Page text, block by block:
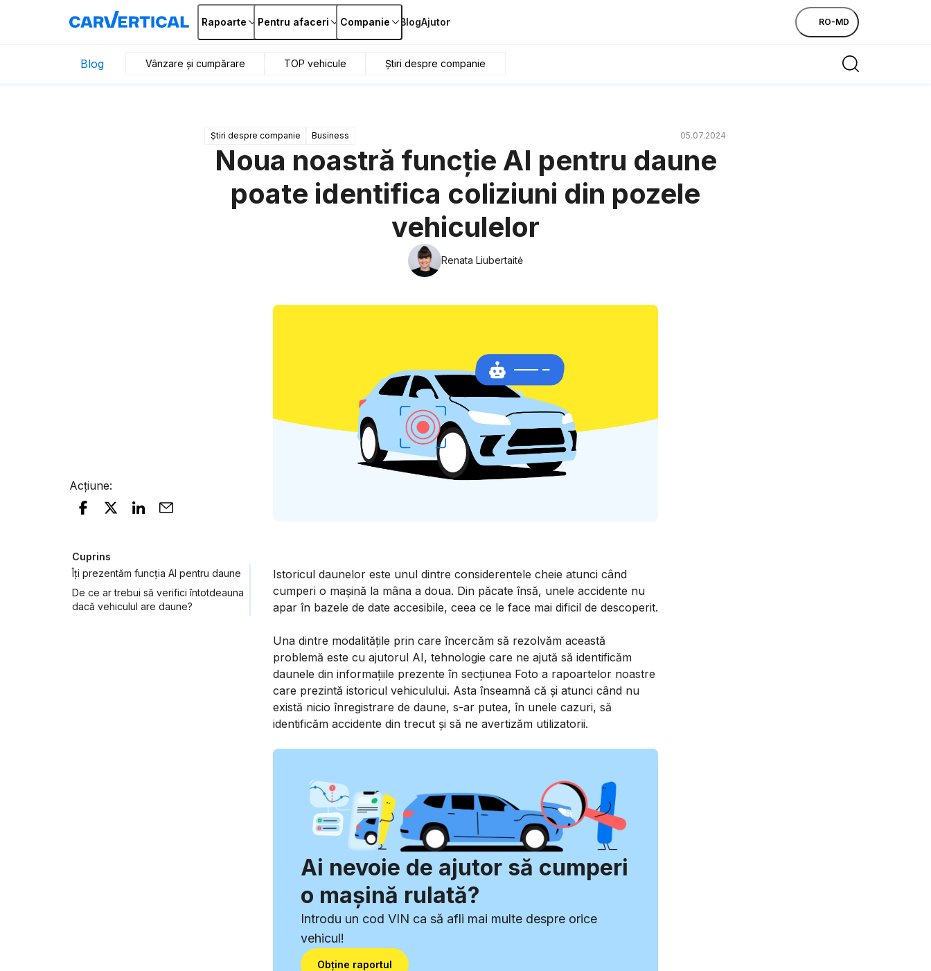
Rapoarte Pentru afaceri Companie BlogAjutor RO-MD
Blog Vânzare și cumpărare TOP vehicule Știri despre companie
Știri despre companie Business 05.07.2024
Noua noastră funcție AI pentru daune
poate identifica coliziuni din pozele
vehiculelor
Renata Liubertaitė
Acțiune:
Cuprins
Îți prezentăm funcția AI pentru daune
De ce ar trebui să verifici întotdeauna
dacă vehiculul are daune?
Istoricul daunelor este unul dintre considerentele cheie atunci când
cumperi o mașină la mâna a doua. Din păcate însă, unele accidente nu
apar în bazele de date accesibile, ceea ce le face mai dificil de descoperit.
Una dintre modalitățile prin care încercăm să rezolvăm această
problemă este cu ajutorul AI, tehnologie care ne ajută să identificăm
daunele din informațiile prezente în secțiunea Foto a rapoartelor noastre
care prezintă istoricul vehiculului. Asta înseamnă că și atunci când nu
există nicio înregistrare de daune, s-ar putea, în unele cazuri, să
identificăm accidente din trecut și să ne avertizăm utilizatorii.
Ai nevoie de ajutor să cumperi
o mașină rulată?
Introdu un cod VIN ca să afli mai multe despre orice
vehicul!
Obține raportul